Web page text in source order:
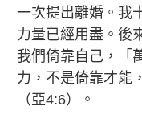
一次提出離婚。我
力量已經用盡。後
我們倚靠自己，「
力，不是倚靠才能
（亞4:6）。